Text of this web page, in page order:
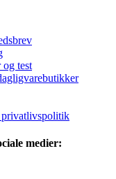
og test
medier: